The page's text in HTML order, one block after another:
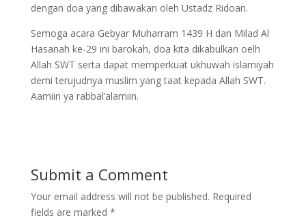
dengan doa yang dibawakan oleh Ustadz Ridoan.
Semoga acara Gebyar Muharram 1439 H dan Milad Al
Hasanah ke-29 ini barokah, doa kita dikabulkan oelh
Allah SWT serta dapat memperkuat ukhuwah islamiyah
demi terujudnya muslim yang taat kepada Allah SWT.
Aamiin ya rabbal’alamiin.
Submit a Comment
Your email address will not be published. Required
fields are marked *